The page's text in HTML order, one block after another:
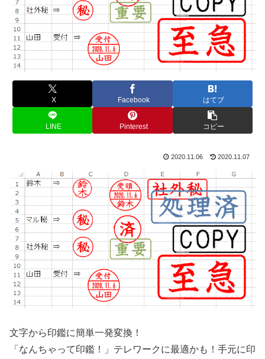
X Facebook はてブ
LINE Pinterest コピー
2020.11.06 2020.11.07
文字から印鑑に簡単一発変換！
「なんちゃって印鑑！」テレワークに最適かも！手元に印